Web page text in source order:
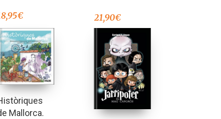
€ 21,90€
Mallorca.